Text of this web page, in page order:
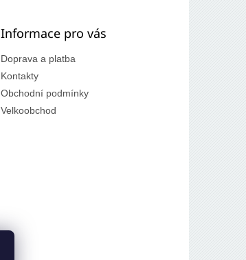
Informace pro vás
Doprava a platba
Kontakty
Obchodní podmínky
Velkoobchod